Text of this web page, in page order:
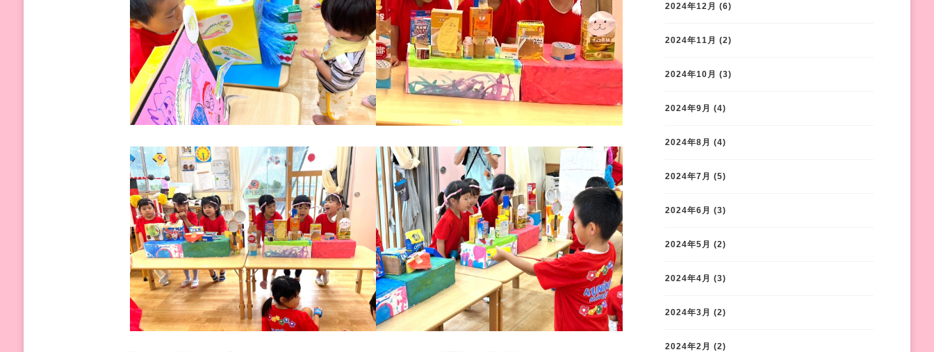
2024年12月 (6)
2024年11月 (2)
2024年10月 (3)
2024年9月 (4)
2024年8月 (4)
2024年7月 (5)
2024年6月 (3)
2024年5月 (2)
2024年4月 (3)
2024年3月 (2)
2024年2月 (2)